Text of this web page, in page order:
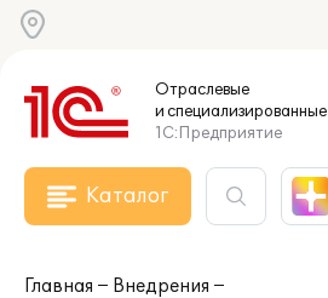
Отраслевые
и специализированные
1С:Предприятие
Каталог
Главная
Внедрения